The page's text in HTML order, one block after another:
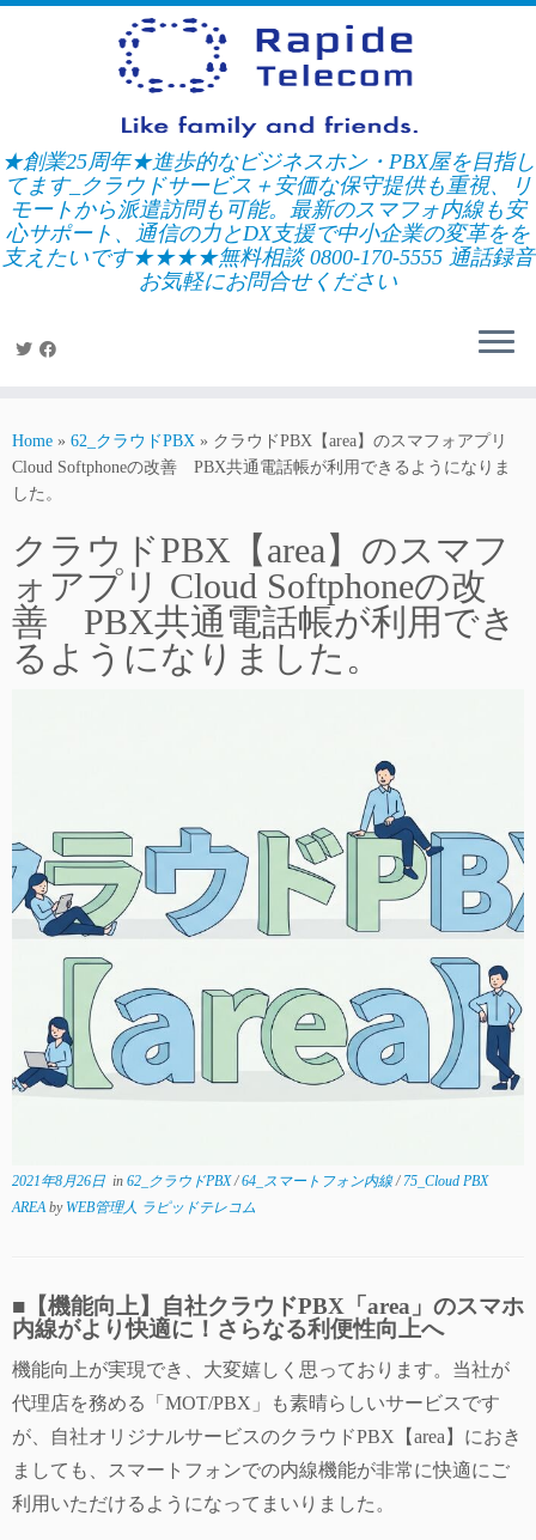
Skip
★創業25周年★進歩的なビジネスホン・PBX屋を目指し
てます_クラウドサービス＋安価な保守提供も重視、リ
モートから派遣訪問も可能。最新のスマフォ内線も安
心サポート、通信の力とDX支援で中小企業の変革をを
支えたいです★★★★無料相談 0800-170-5555 通話録音
お気軽にお問合せください
Home » 62_クラウドPBX » クラウドPBX【area】のスマフォアプリ
Cloud Softphoneの改善 PBX共通電話帳が利用できるようになりま
した。
クラウドPBX【area】のスマフ
ォアプリ Cloud Softphoneの改
善 PBX共通電話帳が利用でき
るようになりました。
2021年8月26日 in 62_クラウドPBX/64_スマートフォン内線/ 75_Cloud PBX
AREAby WEB管理人 ラピッドテレコム
■【機能向上】自社クラウドPBX「area」のスマホ
内線がより快適に！さらなる利便性向上へ
機能向上が実現でき、大変嬉しく思っております。当社が
代理店を務める「MOT/PBX」も素晴らしいサービスです
が、自社オリジナルサービスのクラウドPBX【area】におき
ましても、スマートフォンでの内線機能が非常に快適にご
利用いただけるようになってまいりました。